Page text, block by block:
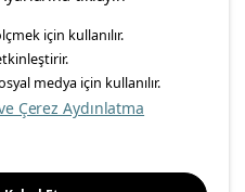
size özel hizmet ve
seçin.
için kullanılır.
medya için kullanılır.
Çerez Aydınlatma